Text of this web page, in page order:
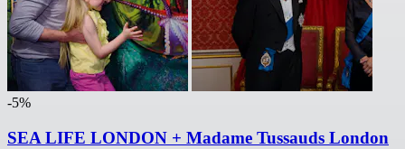
-5%
SEA LIFE LONDON + Madame Tussauds London